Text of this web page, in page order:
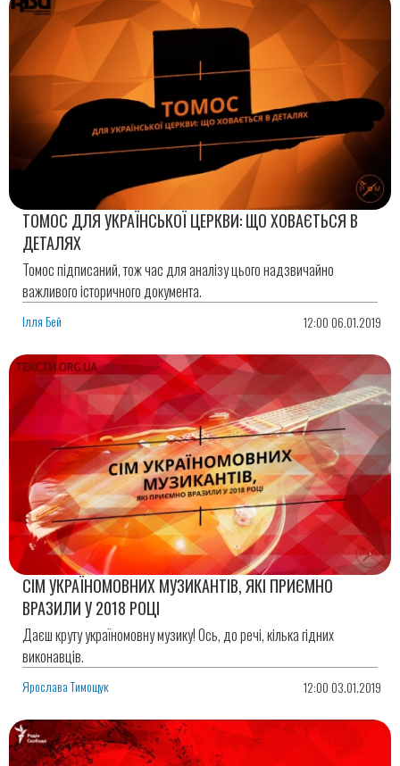
ТОМОС ДЛЯ УКРАЇНСЬКОЇ ЦЕРКВИ: ЩО ХОВАЄТЬСЯ В
ДЕТАЛЯХ
Томос підписаний, тож час для аналізу цього надзвичайно
важливого історичного документа.
Ілля Бей 12:00 06.01.2019
СІМ УКРАЇНОМОВНИХ МУЗИКАНТІВ, ЯКІ ПРИЄМНО
ВРАЗИЛИ У 2018 РОЦІ
Даєш круту україномовну музику! Ось, до речі, кілька гідних
виконавців.
Ярослава Тимощук 12:00 03.01.2019